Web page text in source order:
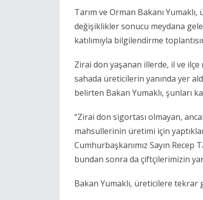
Tarım ve Orman Bakanı
değişiklikler sonucu meydana
katılımıyla bilgilendirme
Zirai don yaşanan illerde, il ve
sahada üreticilerin yanında yer
belirten Bakan Yumaklı, şunları
“Zirai don sigortası olmayan,
mahsullerinin üretimi için
Cumhurbaşkanımız Sayın
bundan sonra da çiftçilerimizin
Bakan Yumaklı, üreticilere